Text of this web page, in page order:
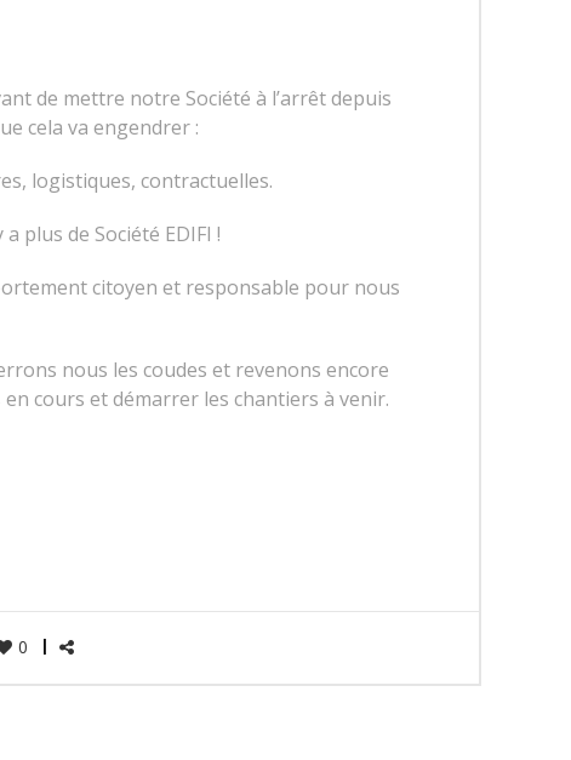
de mettre notre Société à l’arrêt depuis
cela va engendrer :
logistiques, contractuelles.
plus de Société EDIFI !
citoyen et responsable pour nous
nous les coudes et revenons encore
cours et démarrer les chantiers à venir.
0